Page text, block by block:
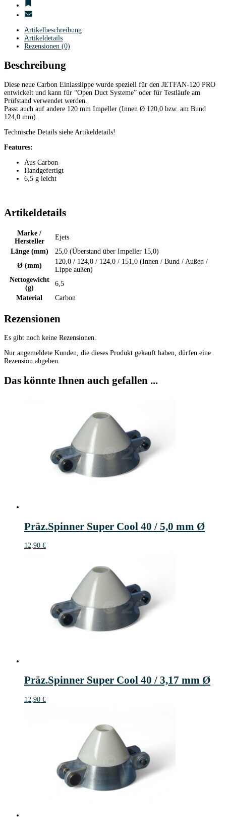
Artikelbeschreibung
Artikeldetails
Rezensionen (0)
Beschreibung
Diese neue Carbon Einlasslippe wurde speziell für den JETFAN-120 PRO
entwickelt und kann für “Open Duct Systeme” oder für Testläufe am
Prüfstand verwendet werden.
Passt auch auf andere 120 mm Impeller (Innen Ø 120,0 bzw. am Bund
124,0 mm).
Technische Details siehe Artikeldetails!
Features:
Aus Carbon
Handgefertigt
6,5 g leicht
Artikeldetails
Marke /
Hersteller
Ejets
Länge (mm)
25,0 (Überstand über Impeller 15,0)
Ø (mm)
120,0 / 124,0 / 124,0 / 151,0 (Innen / Bund / Außen /
Lippe außen)
Nettogewicht
(g)
6,5
Material
Carbon
Rezensionen
Es gibt noch keine Rezensionen.
Nur angemeldete Kunden, die dieses Produkt gekauft haben, dürfen eine
Rezension abgeben.
Das könnte Ihnen auch gefallen ...
Präz.Spinner Super Cool 40 / 5,0 mm Ø
12,90 €
Präz.Spinner Super Cool 40 / 3,17 mm Ø
12,90 €